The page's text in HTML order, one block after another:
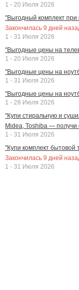
1 - 20 Июля 2026
"Выгодный комплект
Закончилась 9 дней
1 - 31 Июля 2026
"Выгодные цены на
1 - 20 Июля 2026
"Выгодные цены на
1 - 31 Июля 2026
"Выгодные цены на
1 - 28 Июля 2026
"Купи стиральную и
Midea, Toshiba — получи
1 - 31 Июля 2026
"Купи комплект бытовой
Закончилась 9 дней
1 - 31 Июля 2026